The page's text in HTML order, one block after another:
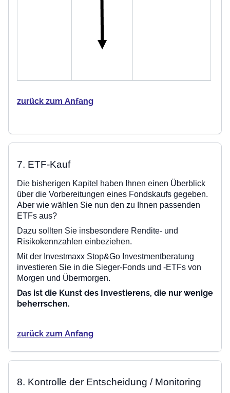
zurück zum Anfang
7. ETF-Kauf
Die bisherigen Kapitel haben Ihnen einen Überblick
über die Vorbereitungen eines Fondskaufs gegeben.
Aber wie wählen Sie nun den zu Ihnen passenden
ETFs aus?
Dazu sollten Sie insbesondere Rendite- und
Risikokennzahlen einbeziehen.
Mit der Investmaxx Stop&Go Investmentberatung
investieren Sie in die Sieger-Fonds und -ETFs von
Morgen und Übermorgen.
Das ist die Kunst des Investierens, die nur wenige
beherrschen.
zurück zum Anfang
8. Kontrolle der Entscheidung / Monitoring